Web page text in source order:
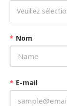
* Nom
* E-mail